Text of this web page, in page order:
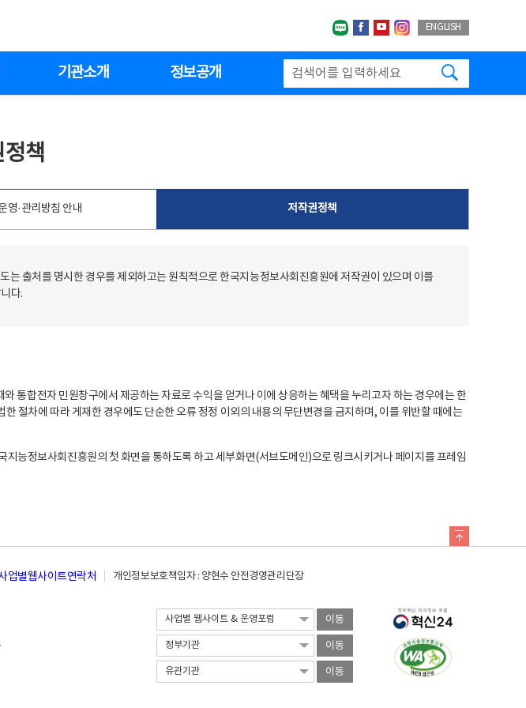
네이버블로그
페이스북
유투브인스타그랩
ENGLISH
기관소개 정보공개
책
영·관리방침 안내 저작권정책
출처를 명시한 경우를 제외하고는 원칙적으로 한국지능정보사회진흥원에 저작권이 있으며 이를
다.
통합전자 민원창구에서 제공하는 자료로 수익을 얻거나 이에 상응하는 혜택을 누리고자 하는 경우에는 한
절차에 따라 게재한 경우에도 단순한 오류 정정 이외의 내용의 무단변경을 금지하며, 이를 위반할 때에는
능정보사회진흥원의 첫 화면을 통하도록 하고 세부화면(서브도메인)으로 링크시키거나 페이지를 프레임
업별웹사이트연락처 개인정보보호책임자 : 양현수 안전경영관리단장
이동
이동
이동